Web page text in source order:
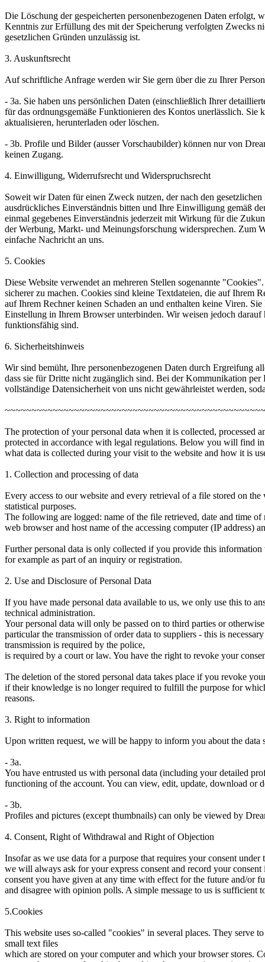
Die Löschung der gespeicherten personenbezogenen Daten
Kenntnis zur Erfüllung des mit der Speicherung verfolgten Zwecks
gesetzlichen Gründen unzulässig ist.
3. Auskunftsrecht
Auf schriftliche Anfrage werden wir Sie gern über die zu Ihrer
- 3a. Sie haben uns persönlichen Daten (einschließlich Ihrer
für das ordnungsgemäße Funktionieren des Kontos unerlässlich. Sie
aktualisieren, herunterladen oder löschen.
- 3b. Profile und Bilder (ausser Vorschaubilder) können nur von
keinen Zugang.
4. Einwilligung, Widerrufsrecht und Widerspruchsrecht
Soweit wir Daten für einen Zweck nutzen, der nach den
ausdrückliches Einverständnis bitten und Ihre Einwilligung gemäß
einmal gegebenes Einverständnis jederzeit mit Wirkung für die
der Werbung, Markt- und Meinungsforschung widersprechen. Zum
einfache Nachricht an uns.
5. Cookies
Diese Website verwendet an mehreren Stellen sogenannte
sicherer zu machen. Cookies sind kleine Textdateien, die auf Ihrem
auf Ihrem Rechner keinen Schaden an und enthalten keine Viren.
Einstellung in Ihrem Browser unterbinden. Wir weisen jedoch
funktionsfähig sind.
6. Sicherheitshinweis
Wir sind bemüht, Ihre personenbezogenen Daten durch Ergreifung
dass sie für Dritte nicht zugänglich sind. Bei der Kommunikation
vollständige Datensicherheit von uns nicht gewährleistet werden,
The protection of your personal data when it is collected, processed
protected in accordance with legal regulations. Below you will find
what data is collected during your visit to the website and how it is
1. Collection and processing of data
Every access to our website and every retrieval of a file stored on
statistical purposes.
The following are logged: name of the file retrieved, date and time
web browser and host name of the accessing computer (IP
Further personal data is only collected if you provide this
for example as part of an inquiry or registration.
2. Use and Disclosure of Personal Data
If you have made personal data available to us, we only use this to
technical administration.
Your personal data will only be passed on to third parties or
particular the transmission of order data to suppliers - this is
transmission is required by the police,
is required by a court or law. You have the right to revoke your
The deletion of the stored personal data takes place if you revoke
if their knowledge is no longer required to fulfill the purpose for
reasons.
3. Right to information
Upon written request, we will be happy to inform you about the data
- 3a.
You have entrusted us with personal data (including your detailed
functioning of the account. You can view, edit, update, download or
- 3b.
Profiles and pictures (except thumbnails) can only be viewed by
4. Consent, Right of Withdrawal and Right of Objection
Insofar as we use data for a purpose that requires your consent
we will always ask for your express consent and record your
consent you have given at any time with effect for the future and/or
and disagree with opinion polls. A simple message to us is sufficient
5.Cookies
This website uses so-called "cookies" in several places. They serve
small text files
which are stored on your computer and which your browser stores.